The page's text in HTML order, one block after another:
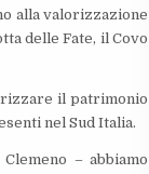
alla valorizzazione
delle Fate, il Covo
il patrimonio
nel Sud Italia.
– abbiamo